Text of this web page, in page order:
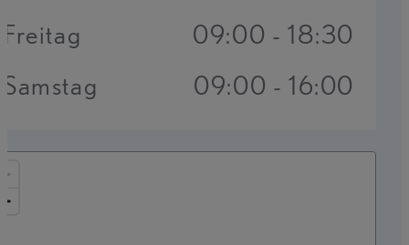
Freitag
09:00 - 18:30
Samstag
09:00 - 16:00